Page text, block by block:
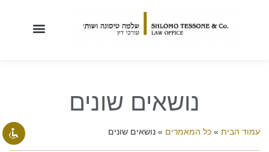
zoom_out זום (הקטנה)
נושאים שונים
עמוד הבית » כל המאמרים » נושאים שונים